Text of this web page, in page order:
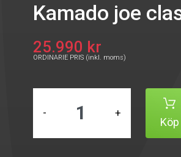
Kamado joe
25.990 kr
ORDINARIE PRIS (inkl. moms)
- +
Köp